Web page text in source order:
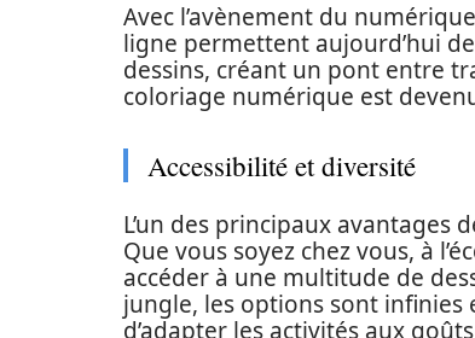
Avec l’avènement du
ligne permettent aujourd’hui de
dessins, créant un pont entre
coloriage numérique est
Accessibilité et diversité
L’un des principaux avantages
Que vous soyez chez vous, à
accéder à une multitude de
jungle, les options sont infinies
d’adapter les activités aux